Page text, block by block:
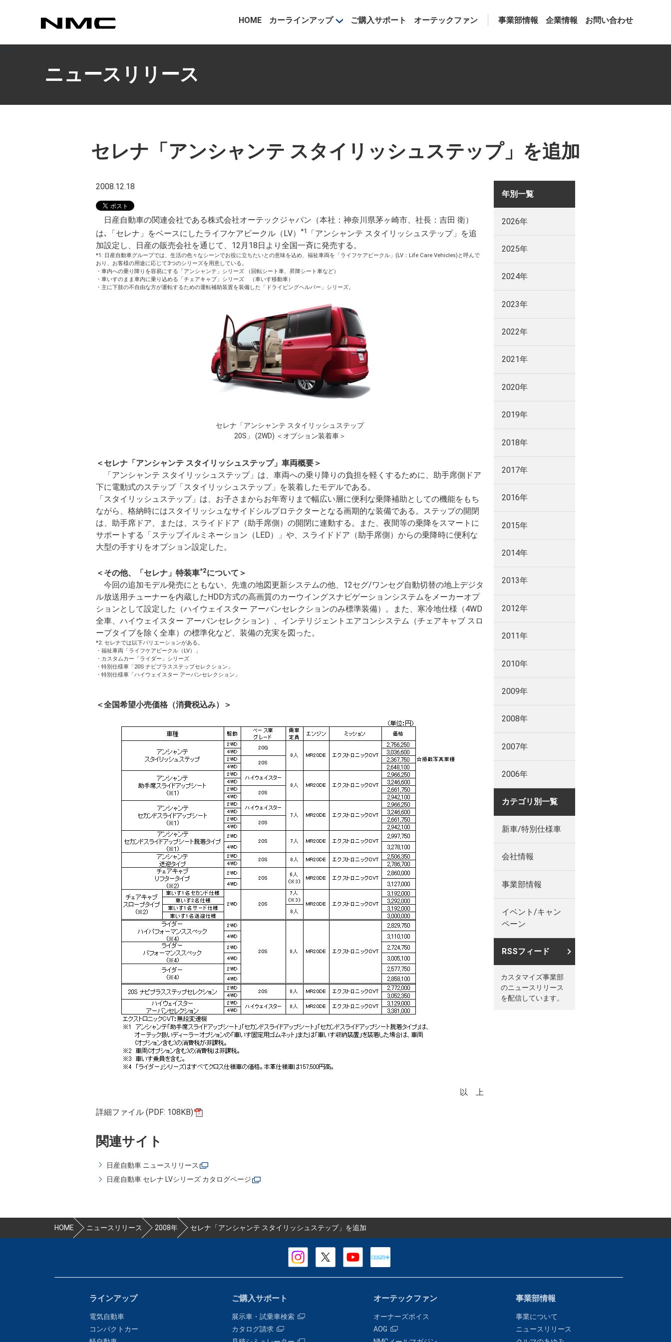
カスタマイズ事業部
HOME カーラインアップ ご購入サポート オーテックファン 事業部情報 企業情報 お問い合わせ
ニュースリリース
セレナ「アンシャンテ スタイリッシュステップ」を追加
2008.12.18
日産自動車の関連会社である株式会社オーテックジャパン（本社：神奈川県茅ヶ崎市、社長：吉田 衛）
は､「セレナ」をベースにしたライフケアビークル（LV）
*1
「アンシャンテ スタイリッシュステップ」を追
加設定し、日産の販売会社を通じて、12月18日より全国一斉に発売する。
*1: 日産自動車グループでは、生活の色々なシーンでお役に立ちたいとの意味を込め、福祉車両を「ライフケアビークル」(LV：Life Care Vehicles)と呼んで
おり、お客様の用途に応じて3つのシリーズを用意している。
・車内への乗り降りを容易にする「アンシャンテ」シリーズ （回転シート車、昇降シート車など）
・車いすのまま車内に乗り込める「チェアキャブ」シリーズ （車いす移動車）
・主に下肢の不自由な方が運転するための運転補助装置を装備した「ドライビングヘルパー」シリーズ。
セレナ「アンシャンテ スタイリッシュステップ
20S」 (2WD) ＜オプション装着車＞
＜セレナ「アンシャンテ スタイリッシュステップ」車両概要＞
「アンシャンテ スタイリッシュステップ」は、車両への乗り降りの負担を軽くするために、助手席側ドア
下に電動式のステップ「スタイリッシュステップ」を装着したモデルである。
「スタイリッシュステップ」は、お子さまからお年寄りまで幅広い層に便利な乗降補助としての機能をもち
ながら、格納時にはスタイリッシュなサイドシルプロテクターとなる画期的な装備である。ステップの開閉
は、助手席ドア、または、スライドドア（助手席側）の開閉に連動する。また、夜間等の乗降をスマートに
サポートする「ステップイルミネーション（LED）」や、スライドドア（助手席側）からの乗降時に便利な
大型の手すりをオプション設定した。
＜その他、「セレナ」特装車*2について＞
今回の追加モデル発売にともない、先進の地図更新システムの他、12セグ/ワンセグ自動切替の地上デジタ
ル放送用チューナーを内蔵したHDD方式の高画質のカーウイングスナビゲーションシステムをメーカーオプ
ションとして設定した（ハイウェイスター アーバンセレクションのみ標準装備）。また、寒冷地仕様（4WD
全車、ハイウェイスター アーバンセレクション）、インテリジェントエアコンシステム（チェアキャブ スロ
ープタイプを除く全車）の標準化など、装備の充実を図った。
*2: セレナでは以下バリエーションがある。
・福祉車両「ライフケアビークル（LV）」
・カスタムカー「ライダー」シリーズ
・特別仕様車「20S ナビプラスステップセレクション」
・特別仕様車「ハイウェイスター アーバンセレクション」
＜全国希望小売価格（消費税込み）＞
以 上
詳細ファイル (PDF: 108KB)
関連サイト
日産自動車 ニュースリリース
日産自動車 セレナ LVシリーズ カタログページ
年別一覧
2026年
2025年
2024年
2023年
2022年
2021年
2020年
2019年
2018年
2017年
2016年
2015年
2014年
2013年
2012年
2011年
2010年
2009年
2008年
2007年
2006年
カテゴリ別一覧
新車/特別仕様車
会社情報
事業部情報
イベント/キャン
ペーン
RSSフィード
カスタマイズ事業部
のニュースリリース
を配信しています。
HOME ニュースリリース 2008年 セレナ「アンシャンテ スタイリッシュステップ」を追加
ラインアップ
電気自動車
コンパクトカー
ご購入サポート
展示車・試乗車検索
カタログ請求
オーテックファン
オーナーズボイス
AOG
事業部情報
事業について
ニュースリリース